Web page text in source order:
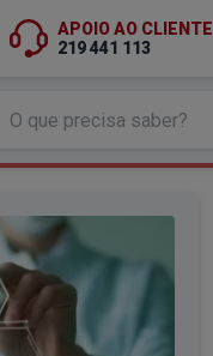
APOIO AO CLIENTE
219 441 113